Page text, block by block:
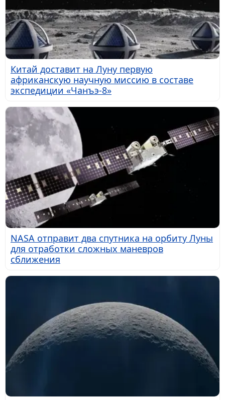
Китай доставит на Луну первую
африканскую научную миссию в составе
экспедиции «Чанъэ-8»
NASA отправит два спутника на орбиту Луны
для отработки сложных маневров
сближения